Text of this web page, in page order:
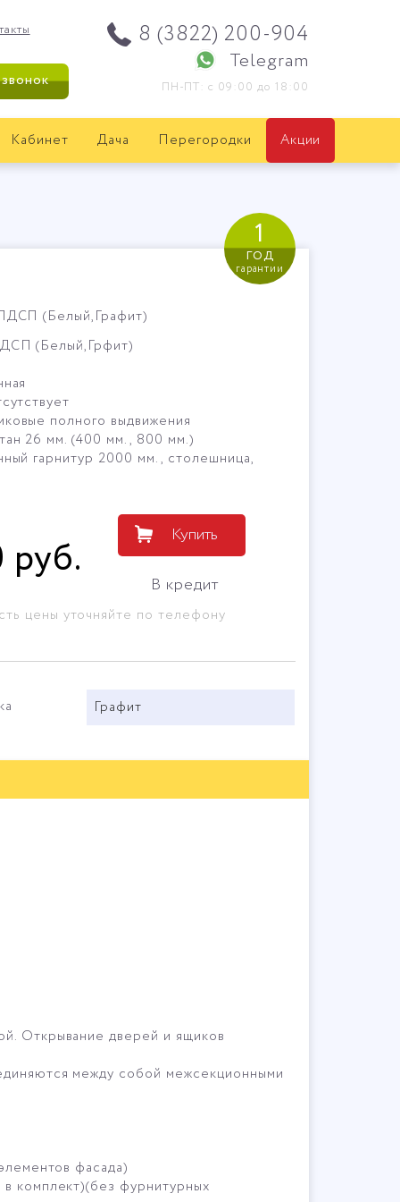
8 (3822) 200-904
Telegram
ПН-ПТ: с 09:00 до 18:00
Кабинет Дача Перегородки Акции
1
год
гарантии
(Белый,Графит)
(Белый,Грфит)
полного выдвижения
26 мм. (400 мм., 800 мм.)
гарнитур 2000 мм., столешница,
руб. Купить
В кредит
цены уточняйте по телефону
Графит
Открывание дверей и ящиков
между собой межсекционными
фасада)
комплект)(без фурнитурных